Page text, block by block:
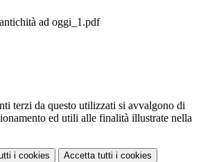
ad oggi_1.pdf
terzi da questo utilizzati si avvalgono di
ed utili alle finalità illustrate nella
i cookies Accetta tutti i cookies